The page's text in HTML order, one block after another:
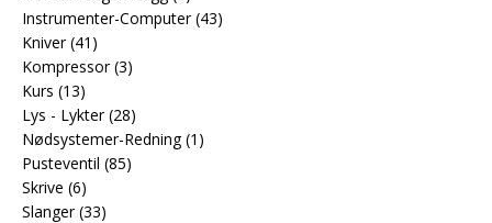
Instrumenter-Computer (43)
Kniver (41)
Kompressor (3)
Kurs (13)
Lys - Lykter (28)
Nødsystemer-Redning (1)
Pusteventil (85)
Skrive (6)
Slanger (33)